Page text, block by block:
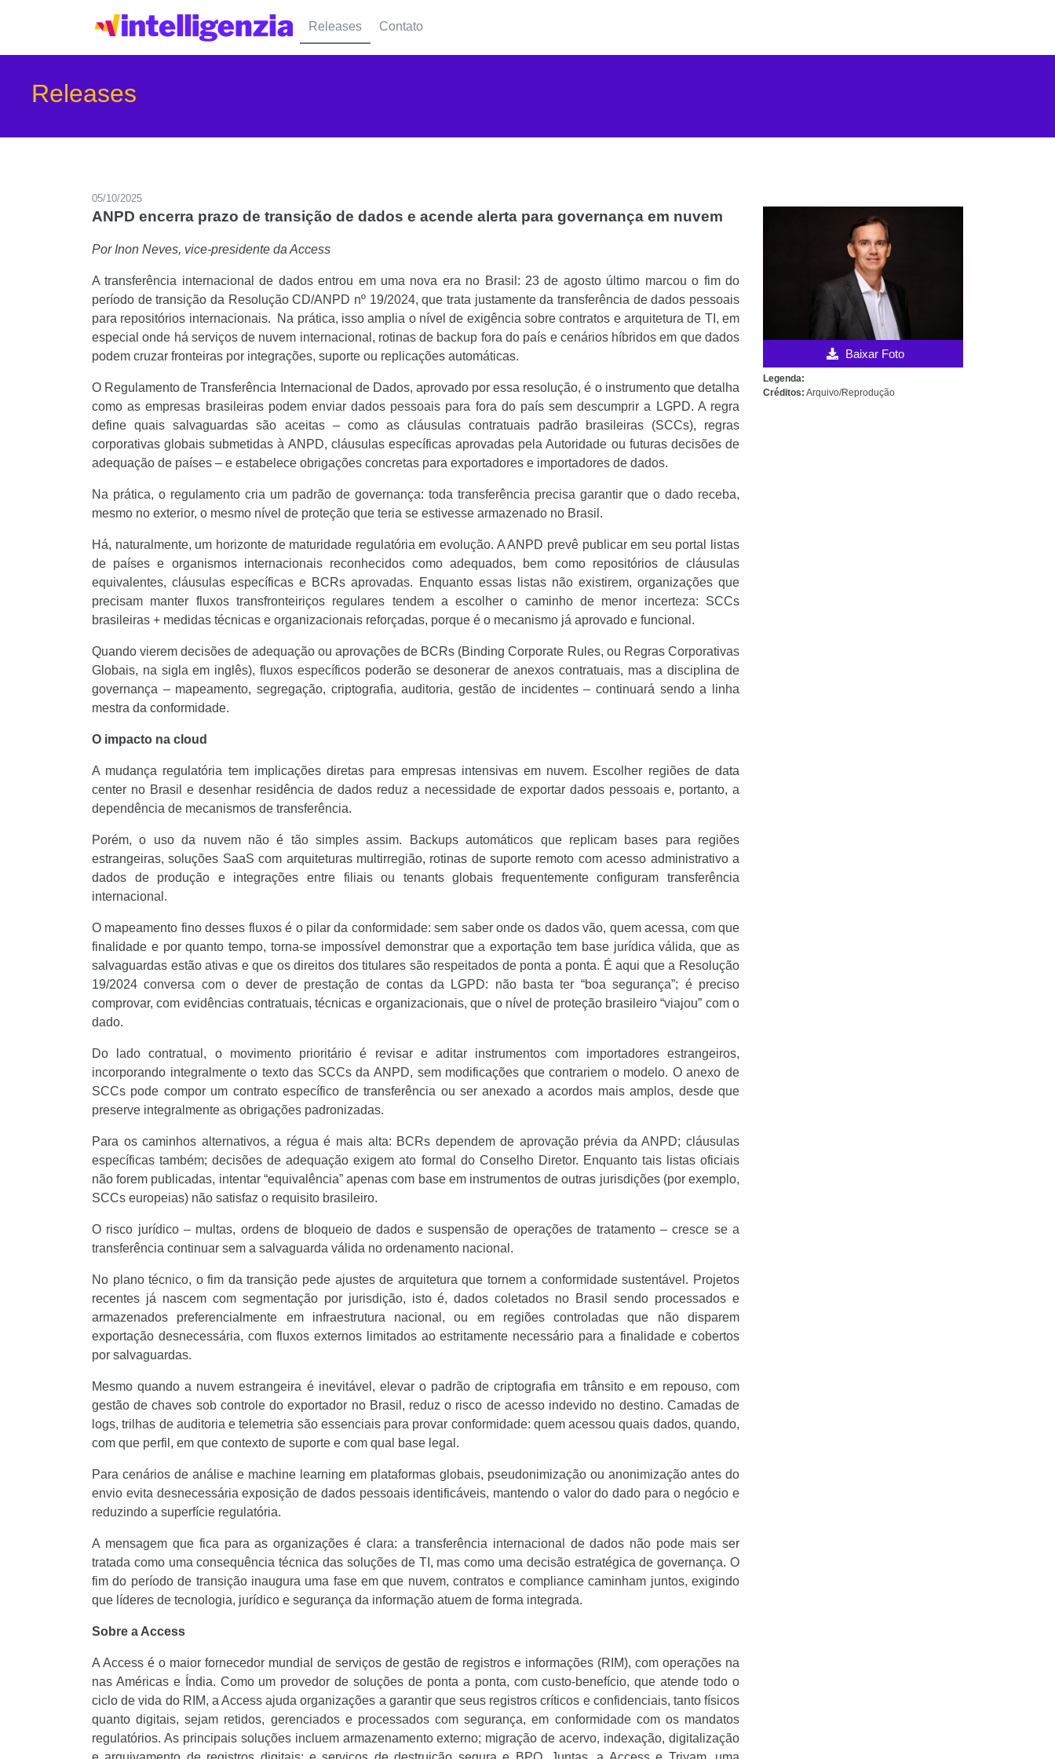
Releases Contato
Releases
05/10/2025
ANPD encerra prazo de transição de dados e acende alerta para governança em nuvem
Por Inon Neves, vice-presidente da Access
A transferência internacional de dados entrou em uma nova era no Brasil: 23 de agosto último marcou o fim do
período de transição da Resolução CD/ANPD nº 19/2024, que trata justamente da transferência de dados pessoais
para repositórios internacionais. Na prática, isso amplia o nível de exigência sobre contratos e arquitetura de TI, em
especial onde há serviços de nuvem internacional, rotinas de backup fora do país e cenários híbridos em que dados
podem cruzar fronteiras por integrações, suporte ou replicações automáticas.
O Regulamento de Transferência Internacional de Dados, aprovado por essa resolução, é o instrumento que detalha
como as empresas brasileiras podem enviar dados pessoais para fora do país sem descumprir a LGPD. A regra
define quais salvaguardas são aceitas – como as cláusulas contratuais padrão brasileiras (SCCs), regras
corporativas globais submetidas à ANPD, cláusulas específicas aprovadas pela Autoridade ou futuras decisões de
adequação de países – e estabelece obrigações concretas para exportadores e importadores de dados.
Na prática, o regulamento cria um padrão de governança: toda transferência precisa garantir que o dado receba,
mesmo no exterior, o mesmo nível de proteção que teria se estivesse armazenado no Brasil.
Há, naturalmente, um horizonte de maturidade regulatória em evolução. A ANPD prevê publicar em seu portal listas
de países e organismos internacionais reconhecidos como adequados, bem como repositórios de cláusulas
equivalentes, cláusulas específicas e BCRs aprovadas. Enquanto essas listas não existirem, organizações que
precisam manter fluxos transfronteiriços regulares tendem a escolher o caminho de menor incerteza: SCCs
brasileiras + medidas técnicas e organizacionais reforçadas, porque é o mecanismo já aprovado e funcional.
Quando vierem decisões de adequação ou aprovações de BCRs (Binding Corporate Rules, ou Regras Corporativas
Globais, na sigla em inglês), fluxos específicos poderão se desonerar de anexos contratuais, mas a disciplina de
governança – mapeamento, segregação, criptografia, auditoria, gestão de incidentes – continuará sendo a linha
mestra da conformidade.
O impacto na cloud
A mudança regulatória tem implicações diretas para empresas intensivas em nuvem. Escolher regiões de data
center no Brasil e desenhar residência de dados reduz a necessidade de exportar dados pessoais e, portanto, a
dependência de mecanismos de transferência.
Porém, o uso da nuvem não é tão simples assim. Backups automáticos que replicam bases para regiões
estrangeiras, soluções SaaS com arquiteturas multirregião, rotinas de suporte remoto com acesso administrativo a
dados de produção e integrações entre filiais ou tenants globais frequentemente configuram transferência
internacional.
O mapeamento fino desses fluxos é o pilar da conformidade: sem saber onde os dados vão, quem acessa, com que
finalidade e por quanto tempo, torna-se impossível demonstrar que a exportação tem base jurídica válida, que as
salvaguardas estão ativas e que os direitos dos titulares são respeitados de ponta a ponta. É aqui que a Resolução
19/2024 conversa com o dever de prestação de contas da LGPD: não basta ter “boa segurança”; é preciso
comprovar, com evidências contratuais, técnicas e organizacionais, que o nível de proteção brasileiro “viajou” com o
dado.
Do lado contratual, o movimento prioritário é revisar e aditar instrumentos com importadores estrangeiros,
incorporando integralmente o texto das SCCs da ANPD, sem modificações que contrariem o modelo. O anexo de
SCCs pode compor um contrato específico de transferência ou ser anexado a acordos mais amplos, desde que
preserve integralmente as obrigações padronizadas.
Para os caminhos alternativos, a régua é mais alta: BCRs dependem de aprovação prévia da ANPD; cláusulas
específicas também; decisões de adequação exigem ato formal do Conselho Diretor. Enquanto tais listas oficiais
não forem publicadas, intentar “equivalência” apenas com base em instrumentos de outras jurisdições (por exemplo,
SCCs europeias) não satisfaz o requisito brasileiro.
O risco jurídico – multas, ordens de bloqueio de dados e suspensão de operações de tratamento – cresce se a
transferência continuar sem a salvaguarda válida no ordenamento nacional.
No plano técnico, o fim da transição pede ajustes de arquitetura que tornem a conformidade sustentável. Projetos
recentes já nascem com segmentação por jurisdição, isto é, dados coletados no Brasil sendo processados e
armazenados preferencialmente em infraestrutura nacional, ou em regiões controladas que não disparem
exportação desnecessária, com fluxos externos limitados ao estritamente necessário para a finalidade e cobertos
por salvaguardas.
Mesmo quando a nuvem estrangeira é inevitável, elevar o padrão de criptografia em trânsito e em repouso, com
gestão de chaves sob controle do exportador no Brasil, reduz o risco de acesso indevido no destino. Camadas de
logs, trilhas de auditoria e telemetria são essenciais para provar conformidade: quem acessou quais dados, quando,
com que perfil, em que contexto de suporte e com qual base legal.
Para cenários de análise e machine learning em plataformas globais, pseudonimização ou anonimização antes do
envio evita desnecessária exposição de dados pessoais identificáveis, mantendo o valor do dado para o negócio e
reduzindo a superfície regulatória.
A mensagem que fica para as organizações é clara: a transferência internacional de dados não pode mais ser
tratada como uma consequência técnica das soluções de TI, mas como uma decisão estratégica de governança. O
fim do período de transição inaugura uma fase em que nuvem, contratos e compliance caminham juntos, exigindo
que líderes de tecnologia, jurídico e segurança da informação atuem de forma integrada.
Sobre a Access
A Access é o maior fornecedor mundial de serviços de gestão de registros e informações (RIM), com operações na
nas Américas e Índia. Como um provedor de soluções de ponta a ponta, com custo-benefício, que atende todo o
ciclo de vida do RIM, a Access ajuda organizações a garantir que seus registros críticos e confidenciais, tanto físicos
quanto digitais, sejam retidos, gerenciados e processados com segurança, em conformidade com os mandatos
regulatórios. As principais soluções incluem armazenamento externo; migração de acervo, indexação, digitalização
Baixar Foto
Legenda:
Créditos: Arquivo/Reprodução